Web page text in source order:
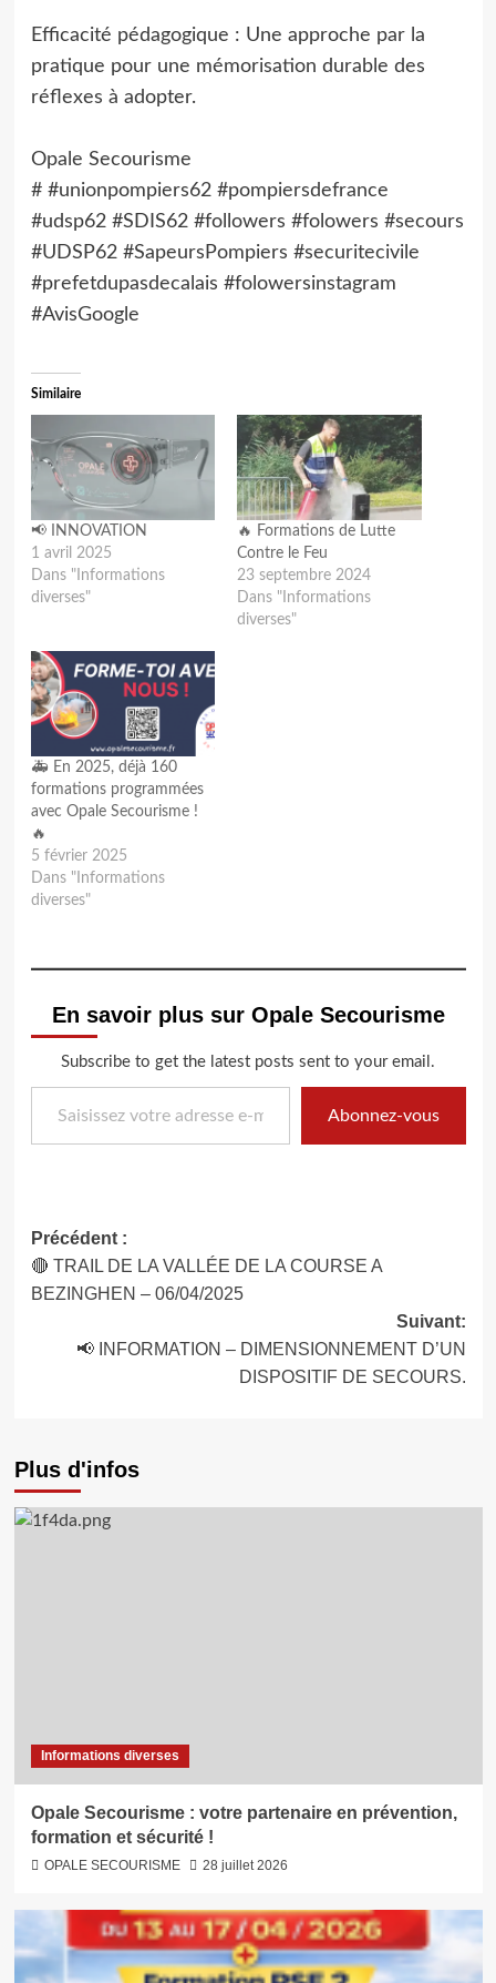
Efficacité pédagogique : Une approche par la
pratique pour une mémorisation durable des
réflexes à adopter.
Opale Secourisme
# #unionpompiers62 #pompiersdefrance
#udsp62 #SDIS62 #followers #folowers #secours
#UDSP62 #SapeursPompiers #securitecivile
#prefetdupasdecalais #folowersinstagram
#AvisGoogle
Similaire
📢 INNOVATION
1 avril 2025
Dans "Informations
diverses"
🔥 Formations de Lutte
Contre le Feu
23 septembre 2024
Dans "Informations
diverses"
🚑 En 2025, déjà 160
formations programmées
avec Opale Secourisme !
🔥
5 février 2025
Dans "Informations
diverses"
En savoir plus sur Opale Secourisme
Subscribe to get the latest posts sent to your email.
Saisissez votre adresse e-mail…
Abonnez-vous
Navigation
d’article
Précédent :
🔴 TRAIL DE LA VALLÉE DE LA COURSE A
BEZINGHEN – 06/04/2025
Suivant:
📢 INFORMATION – DIMENSIONNEMENT D’UN
DISPOSITIF DE SECOURS.
Plus d'infos
Informations diverses
Opale Secourisme : votre partenaire en prévention,
formation et sécurité !
OPALE SECOURISME 28 juillet 2026